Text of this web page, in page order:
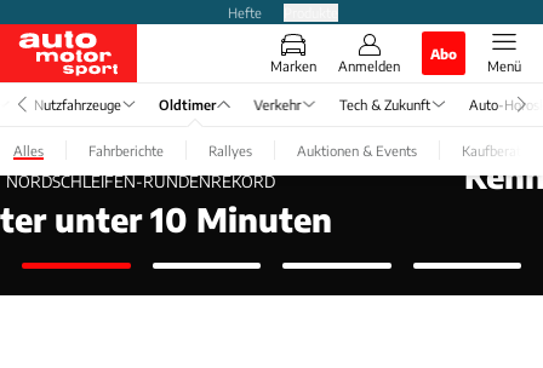
Hefte
Marken Anmelden
Abo
Menü
Nutzfahrzeuge Oldtimer Verkehr Tech & Zukunft Auto-
Alles Fahrberichte Rallyes Auktionen & Events Kaufberatung
Kennen Sie den „fliegenden
Mops“?